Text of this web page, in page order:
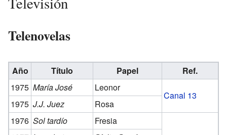
Telenovelas
Año Título Papel
Ref.
1975 María José Leonor
Canal 13
1975 J.J. Juez
Rosa
1976 Sol tardío Fresia